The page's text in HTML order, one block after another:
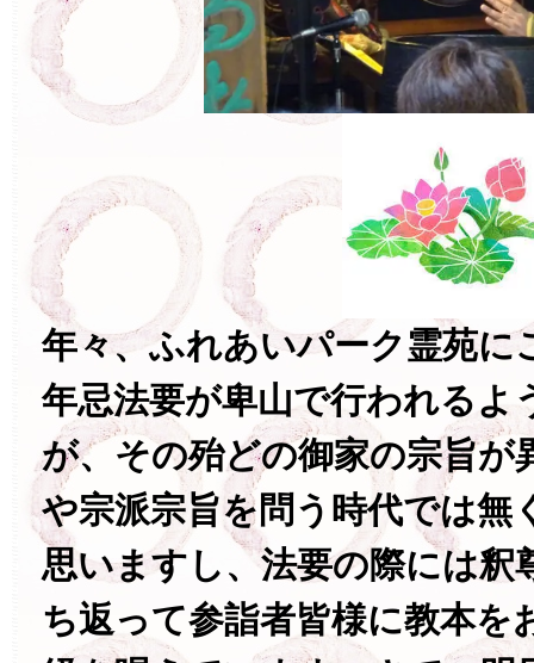
年々、ふれあいパーク霊苑に
年忌法要が卑山で行われるよ
が、その殆どの御家の宗旨が
や宗派宗旨を問う時代では無
思いますし、法要の際には釈
ち返って参詣者皆様に教本を